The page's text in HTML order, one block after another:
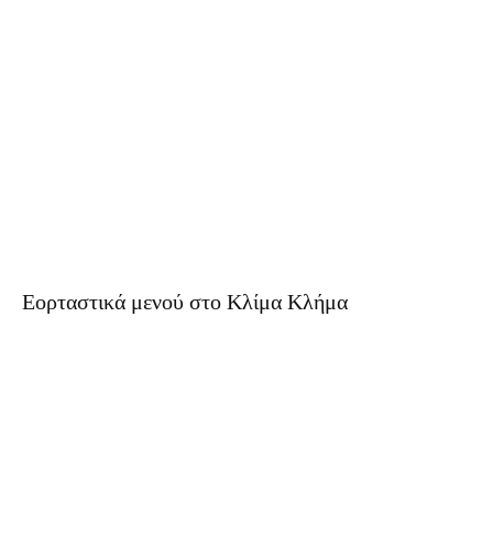
Εορταστικά μενού στο Κλίμα Κλήμα